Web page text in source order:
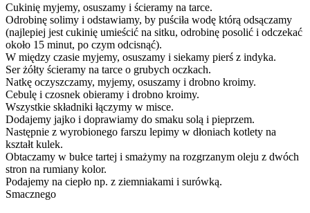
Cukinię myjemy, osuszamy i ścieramy na tarce.
Odrobinę solimy i odstawiamy, by puściła wodę którą odsączamy
(najlepiej jest cukinię umieścić na sitku, odrobinę posolić i odczekać
około 15 minut, po czym odcisnąć).
W między czasie myjemy, osuszamy i siekamy pierś z indyka.
Ser żółty ścieramy na tarce o grubych oczkach.
Natkę oczyszczamy, myjemy, osuszamy i drobno kroimy.
Cebulę i czosnek obieramy i drobno kroimy.
Wszystkie składniki łączymy w misce.
Dodajemy jajko i doprawiamy do smaku solą i pieprzem.
Następnie z wyrobionego farszu lepimy w dłoniach kotlety na
kształt kulek.
Obtaczamy w bułce tartej i smażymy na rozgrzanym oleju z dwóch
stron na rumiany kolor.
Podajemy na ciepło np. z ziemniakami i surówką.
Smacznego